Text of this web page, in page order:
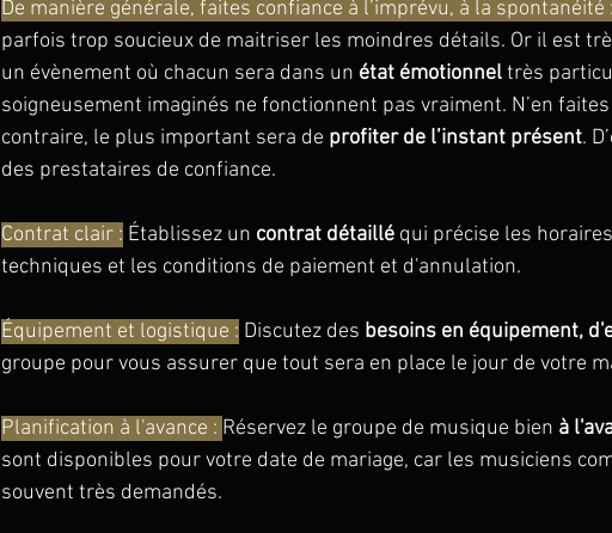
De manière générale, faites confiance à l’imprévu, à la spontanéité :
parfois trop soucieux de maitriser les moindres détails. Or il est
un évènement où chacun sera dans un état émotionnel très
soigneusement imaginés ne fonctionnent pas vraiment. N’en
contraire, le plus important sera de profiter de l’instant présent.
des prestataires de confiance.
Contrat clair : Établissez un contrat détaillé qui précise les
techniques et les conditions de paiement et d'annulation.
Équipement et logistique : Discutez des besoins en équipement,
groupe pour vous assurer que tout sera en place le jour de votre
Planification à l'avance : Réservez le groupe de musique bien à
sont disponibles pour votre date de mariage, car les musiciens
souvent très demandés.